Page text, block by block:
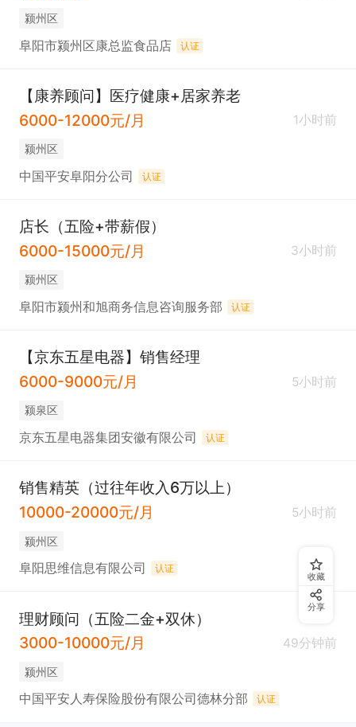
颍州区
阜阳市颍州区康总监食品店 认证
【康养顾问】医疗健康+居家养老
6000-12000元/月
1小时前
颍州区
中国平安阜阳分公司 认证
店长（五险+带薪假）
6000-15000元/月
3小时前
颍州区
阜阳市颍州和旭商务信息咨询服务部 认证
【京东五星电器】销售经理
6000-9000元/月
5小时前
颍泉区
京东五星电器集团安徽有限公司 认证
销售精英（过往年收入6万以上）
10000-20000元/月
5小时前
颍州区
阜阳思维信息有限公司 认证
理财顾问（五险二金+双休）
3000-10000元/月
49分钟前
颍州区
中国平安人寿保险股份有限公司德林分部 认证
收藏
分享